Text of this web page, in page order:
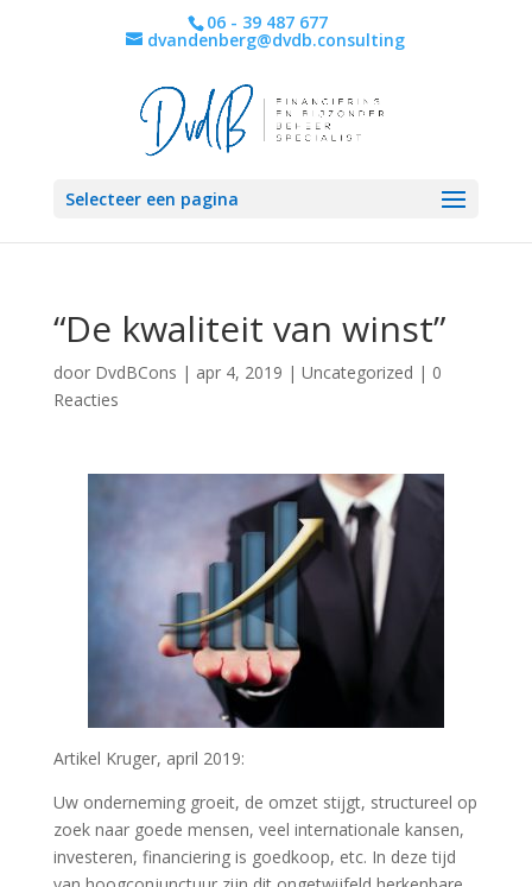
06 - 39 487 677
dvandenberg@dvdb.consulting
Selecteer een pagina
“De kwaliteit van winst”
door DvdBCons | apr 4, 2019 | Uncategorized | 0
Reacties
Artikel Kruger, april 2019:
Uw onderneming groeit, de omzet stijgt, structureel op
zoek naar goede mensen, veel internationale kansen,
investeren, financiering is goedkoop, etc. In deze tijd